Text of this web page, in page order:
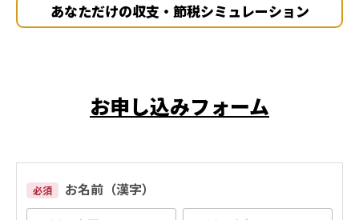
あなただけの収支・節税シミュレーション
お申し込みフォーム
必須 お名前（漢字）